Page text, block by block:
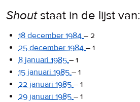
Shoutstaat in de lijst van:
18 december 1984 – 2
25 december 1984 – 1
8 januari 1985 – 1
15 januari 1985 – 1
22 januari 1985 – 1
29 januari 1985 – 1